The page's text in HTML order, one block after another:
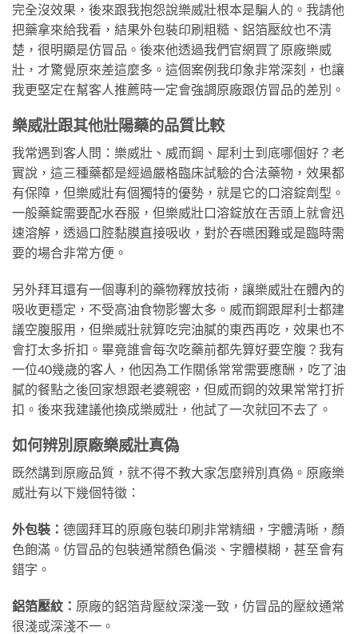
完全沒效果，後來跟我抱怨說樂威壯根本是騙人的。我請他
把藥拿來給我看，結果外包裝印刷粗糙、鋁箔壓紋也不清
楚，很明顯是仿冒品。後來他透過我們官網買了原廠樂威
壯，才驚覺原來差這麼多。這個案例我印象非常深刻，也讓
我更堅定在幫客人推薦時一定會強調原廠跟仿冒品的差別。
樂威壯跟其他壯陽藥的品質比較
我常遇到客人問：樂威壯、威而鋼、犀利士到底哪個好？老
實說，這三種藥都是經過嚴格臨床試驗的合法藥物，效果都
有保障，但樂威壯有個獨特的優勢，就是它的口溶錠劑型。
一般藥錠需要配水吞服，但樂威壯口溶錠放在舌頭上就會迅
速溶解，透過口腔黏膜直接吸收，對於吞嚥困難或是臨時需
要的場合非常方便。
另外拜耳還有一個專利的藥物釋放技術，讓樂威壯在體內的
吸收更穩定，不受高油食物影響太多。威而鋼跟犀利士都建
議空腹服用，但樂威壯就算吃完油膩的東西再吃，效果也不
會打太多折扣。畢竟誰會每次吃藥前都先算好要空腹？我有
一位40幾歲的客人，他因為工作關係常常需要應酬，吃了油
膩的餐點之後回家想跟老婆親密，但威而鋼的效果常常打折
扣。後來我建議他換成樂威壯，他試了一次就回不去了。
如何辨別原廠樂威壯真偽
既然講到原廠品質，就不得不教大家怎麼辨別真偽。原廠樂
威壯有以下幾個特徵：
外包裝： 德國拜耳的原廠包裝印刷非常精細，字體清晰，顏
色飽滿。仿冒品的包裝通常顏色偏淡、字體模糊，甚至會有
錯字。
鋁箔壓紋： 原廠的鋁箔背壓紋深淺一致，仿冒品的壓紋通常
很淺或深淺不一。